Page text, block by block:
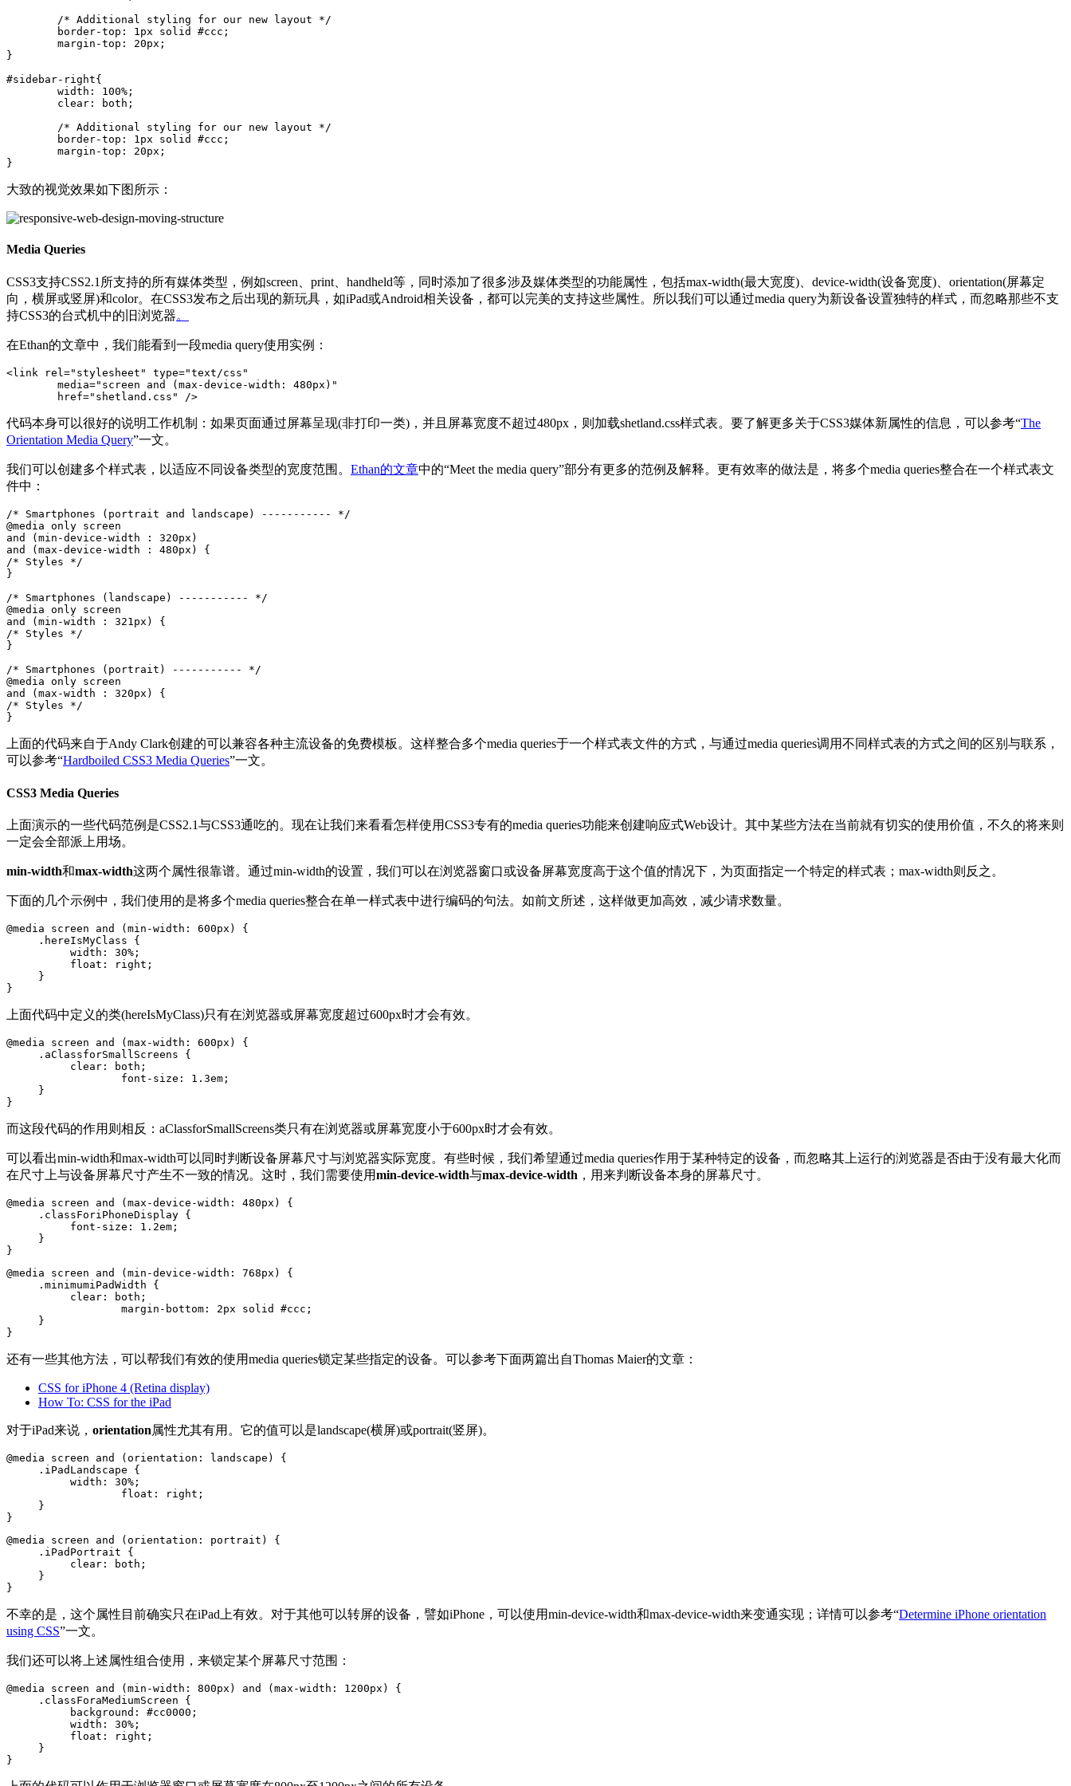
}
#sidebar-right{
大致的视觉效果如下图所示：
Media Queries
CSS3支持CSS2.1所支持的所有媒体类型，例如screen、print、handheld等，同时添加了很多涉及媒体类型的功能属性，包括max-width(最大宽度)、device-width(设备宽度)、orientation(屏幕定
向，横屏或竖屏)和color。在CSS3发布之后出现的新玩具，如iPad或Android相关设备，都可以完美的支持这些属性。所以我们可以通过media query为新设备设置独特的样式，而忽略那些不支
持CSS3的台式机中的旧浏览器。
在Ethan的文章中，我们能看到一段media query使用实例：
<link rel="stylesheet" type="text/css"
	href="shetland.css" />
代码本身可以很好的说明工作机制：如果页面通过屏幕呈现(非打印一类)，并且屏幕宽度不超过480px，则加载shetland.css样式表。要了解更多关于CSS3媒体新属性的信息，可以参考“The
Orientation Media Query”一文。
我们可以创建多个样式表，以适应不同设备类型的宽度范围。 Ethan的文章中的“Meet the media query”部分有更多的范例及解释。更有效率的做法是，将多个media queries整合在一个样式表文
件中：
/* Smartphones (portrait and landscape) ----------- */
@media only screen
and (min-device-width : 320px)
and (max-device-width : 480px) {
/* Styles */
}
/* Smartphones (landscape) ----------- */
@media only screen
and (min-width : 321px) {
/* Styles */
}
/* Smartphones (portrait) ----------- */
@media only screen
and (max-width : 320px) {
/* Styles */
上面的代码来自于Andy Clark创建的可以兼容各种主流设备的免费模板。这样整合多个media queries于一个样式表文件的方式，与通过media queries调用不同样式表的方式之间的区别与联系，
可以参考“Hardboiled CSS3 Media Queries”一文。
CSS3 Media Queries
上面演示的一些代码范例是CSS2.1与CSS3通吃的。现在让我们来看看怎样使用CSS3专有的media queries功能来创建响应式Web设计。其中某些方法在当前就有切实的使用价值，不久的将来则
一定会全部派上用场。
min-width和max-width这两个属性很靠谱。通过min-width的设置，我们可以在浏览器窗口或设备屏幕宽度高于这个值的情况下，为页面指定一个特定的样式表；max-width则反之。
下面的几个示例中，我们使用的是将多个media queries整合在单一样式表中进行编码的句法。如前文所述，这样做更加高效，减少请求数量。
@media screen and (min-width: 600px) {
     .hereIsMyClass {
          width: 30%;
          float: right;
     }
}
上面代码中定义的类(hereIsMyClass)只有在浏览器或屏幕宽度超过600px时才会有效。
@media screen and (max-width: 600px) {
     .aClassforSmallScreens {
          clear: both;
     }
}
而这段代码的作用则相反：aClassforSmallScreens类只有在浏览器或屏幕宽度小于600px时才会有效。
可以看出min-width和max-width可以同时判断设备屏幕尺寸与浏览器实际宽度。有些时候，我们希望通过media queries作用于某种特定的设备，而忽略其上运行的浏览器是否由于没有最大化而
在尺寸上与设备屏幕尺寸产生不一致的情况。这时，我们需要使用min-device-width与max-device-width ，用来判断设备本身的屏幕尺寸。
@media screen and (max-device-width: 480px) {
     .classForiPhoneDisplay {
          font-size: 1.2em;
     }
}
@media screen and (min-device-width: 768px) {
     .minimumiPadWidth {
          clear: both;
     }
}
还有一些其他方法，可以帮我们有效的使用media queries锁定某些指定的设备。可以参考下面两篇出自Thomas Maier的文章：
CSS for iPhone 4 (Retina display)
How To: CSS for the iPad
对于iPad来说， orientation属性尤其有用。它的值可以是landscape(横屏)或portrait(竖屏)。
@media screen and (orientation: landscape) {
     .iPadLandscape {
          width: 30%;
     }
}
@media screen and (orientation: portrait) {
     .iPadPortrait {
          clear: both;
     }
}
不幸的是，这个属性目前确实只在iPad上有效。对于其他可以转屏的设备，譬如iPhone，可以使用min-device-width和max-device-width来变通实现；详情可以参考“Determine iPhone orientation
using CSS”一文。
我们还可以将上述属性组合使用，来锁定某个屏幕尺寸范围：
@media screen and (min-width: 800px) and (max-width: 1200px) {
     .classForaMediumScreen {
          background: #cc0000;
          width: 30%;
          float: right;
     }
}